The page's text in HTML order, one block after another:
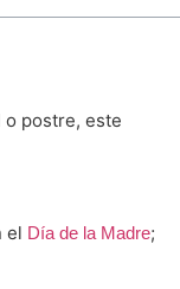
o postre, este
el Día de la Madre;